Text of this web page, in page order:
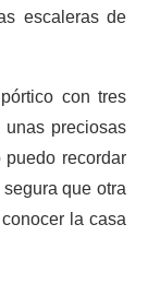
escaleras de
con tres
preciosas
puedo recordar
que otra
la casa